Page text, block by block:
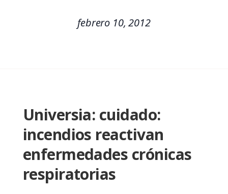
febrero 10, 2012
Universia: cuidado:
incendios reactivan
enfermedades crónicas
respiratorias